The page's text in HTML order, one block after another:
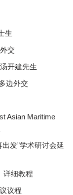
生
交
开建先生
边外交
Asian Maritime
发”学术研讨会延
详细教程
议程